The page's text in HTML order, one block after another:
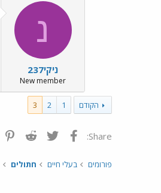
נ
ניקי237
New member
הקודם 1
2
3
Share: פייסבוק Twitter
Reddit
פורומים בעלי חיים חתולים